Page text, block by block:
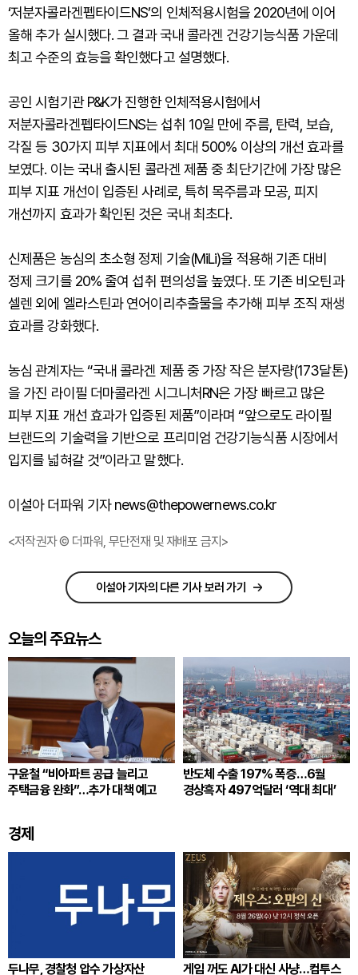
‘저분자콜라겐펩타이드NS’의 인체적용시험을 2020년에 이어
올해 추가 실시했다. 그 결과 국내 콜라겐 건강기능식품 가운데
최고 수준의 효능을 확인했다고 설명했다.
공인 시험기관 P&K가 진행한 인체적용시험에서
저분자콜라겐펩타이드NS는 섭취 10일 만에 주름, 탄력, 보습,
각질 등 30가지 피부 지표에서 최대 500% 이상의 개선 효과를
보였다. 이는 국내 출시된 콜라겐 제품 중 최단기간에 가장 많은
피부 지표 개선이 입증된 사례로, 특히 목주름과 모공, 피지
개선까지 효과가 확인된 것은 국내 최초다.
신제품은 농심의 초소형 정제 기술(MiLi)을 적용해 기존 대비
정제 크기를 20% 줄여 섭취 편의성을 높였다. 또 기존 비오틴과
셀렌 외에 엘라스틴과 연어이리추출물을 추가해 피부 조직 재생
효과를 강화했다.
농심 관계자는 “국내 콜라겐 제품 중 가장 작은 분자량(173달톤)
을 가진 라이필 더마콜라겐 시그니처RN은 가장 빠르고 많은
피부 지표 개선 효과가 입증된 제품”이라며 “앞으로도 라이필
브랜드의 기술력을 기반으로 프리미엄 건강기능식품 시장에서
입지를 넓혀갈 것”이라고 말했다.
이설아 더파워 기자 news@thepowernews.co.kr
<저작권자 © 더파워, 무단전재 및 재배포 금지>
이설아 기자의 다른 기사 보러 가기
오늘의 주요뉴스
구윤철 “비아파트 공급 늘리고
주택금융 완화”…추가 대책 예고
반도체 수출 197% 폭증…6월
경상흑자 497억달러 ‘역대 최대’
경제
두나무, 경찰청 압수 가상자산 게임 꺼도 AI가 대신 사냥…컴투스